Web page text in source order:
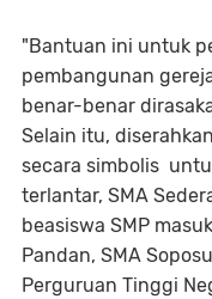
"Bantuan ini untuk
pembangunan
benar-benar
Selain itu,
secara simbolis
terlantar, SMA
beasiswa SMP
Pandan, SMA
Perguruan Tinggi